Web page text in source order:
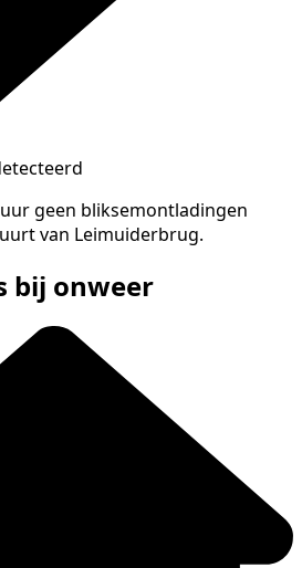
geen bliksemontladingen
van Leimuiderbrug.
bij onweer